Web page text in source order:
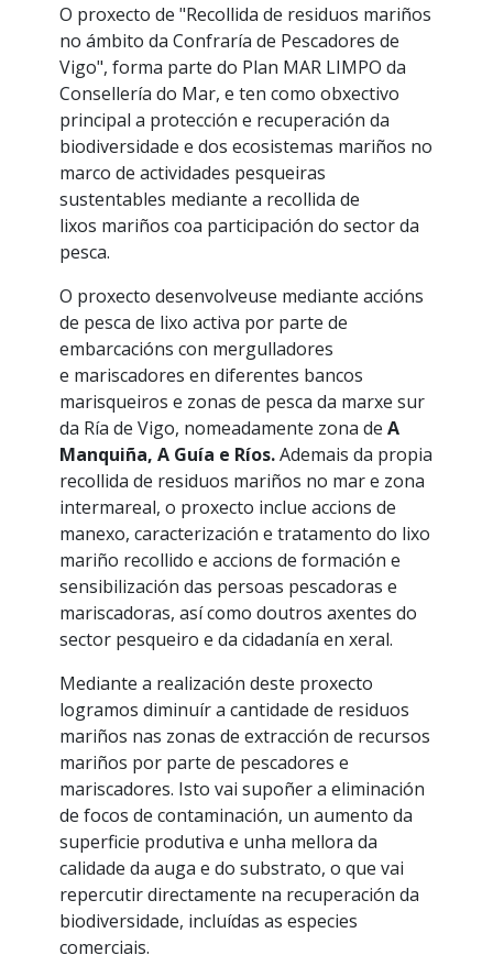
O proxecto de "Recollida de residuos mariños
no ámbito da Confraría de Pescadores de
Vigo", forma parte do Plan MAR LIMPO da
Consellería do Mar, e ten como obxectivo
principal a protección e recuperación da
biodiversidade e dos ecosistemas mariños no
marco de actividades pesqueiras
sustentables mediante a recollida de
lixos mariños coa participación do sector da
pesca.
O proxecto desenvolveuse mediante accións
de pesca de lixo activa por parte de
embarcacións con mergulladores
e mariscadores en diferentes bancos
marisqueiros e zonas de pesca da marxe sur
da Ría de Vigo, nomeadamente zona de A
Manquiña, A Guía e Ríos.Ademais da propia
recollida de residuos mariños no mar e zona
intermareal, o proxecto inclue accions de
manexo, caracterización e tratamento do lixo
mariño recollido e accions de formación e
sensibilización das persoas pescadoras e
mariscadoras, así como doutros axentes do
sector pesqueiro e da cidadanía en xeral.
Mediante a realización deste proxecto
logramos diminuír a cantidade de residuos
mariños nas zonas de extracción de recursos
mariños por parte de pescadores e
mariscadores. Isto vai supoñer a eliminación
de focos de contaminación, un aumento da
superficie produtiva e unha mellora da
calidade da auga e do substrato, o que vai
repercutir directamente na recuperación da
biodiversidade, incluídas as especies
comerciais.